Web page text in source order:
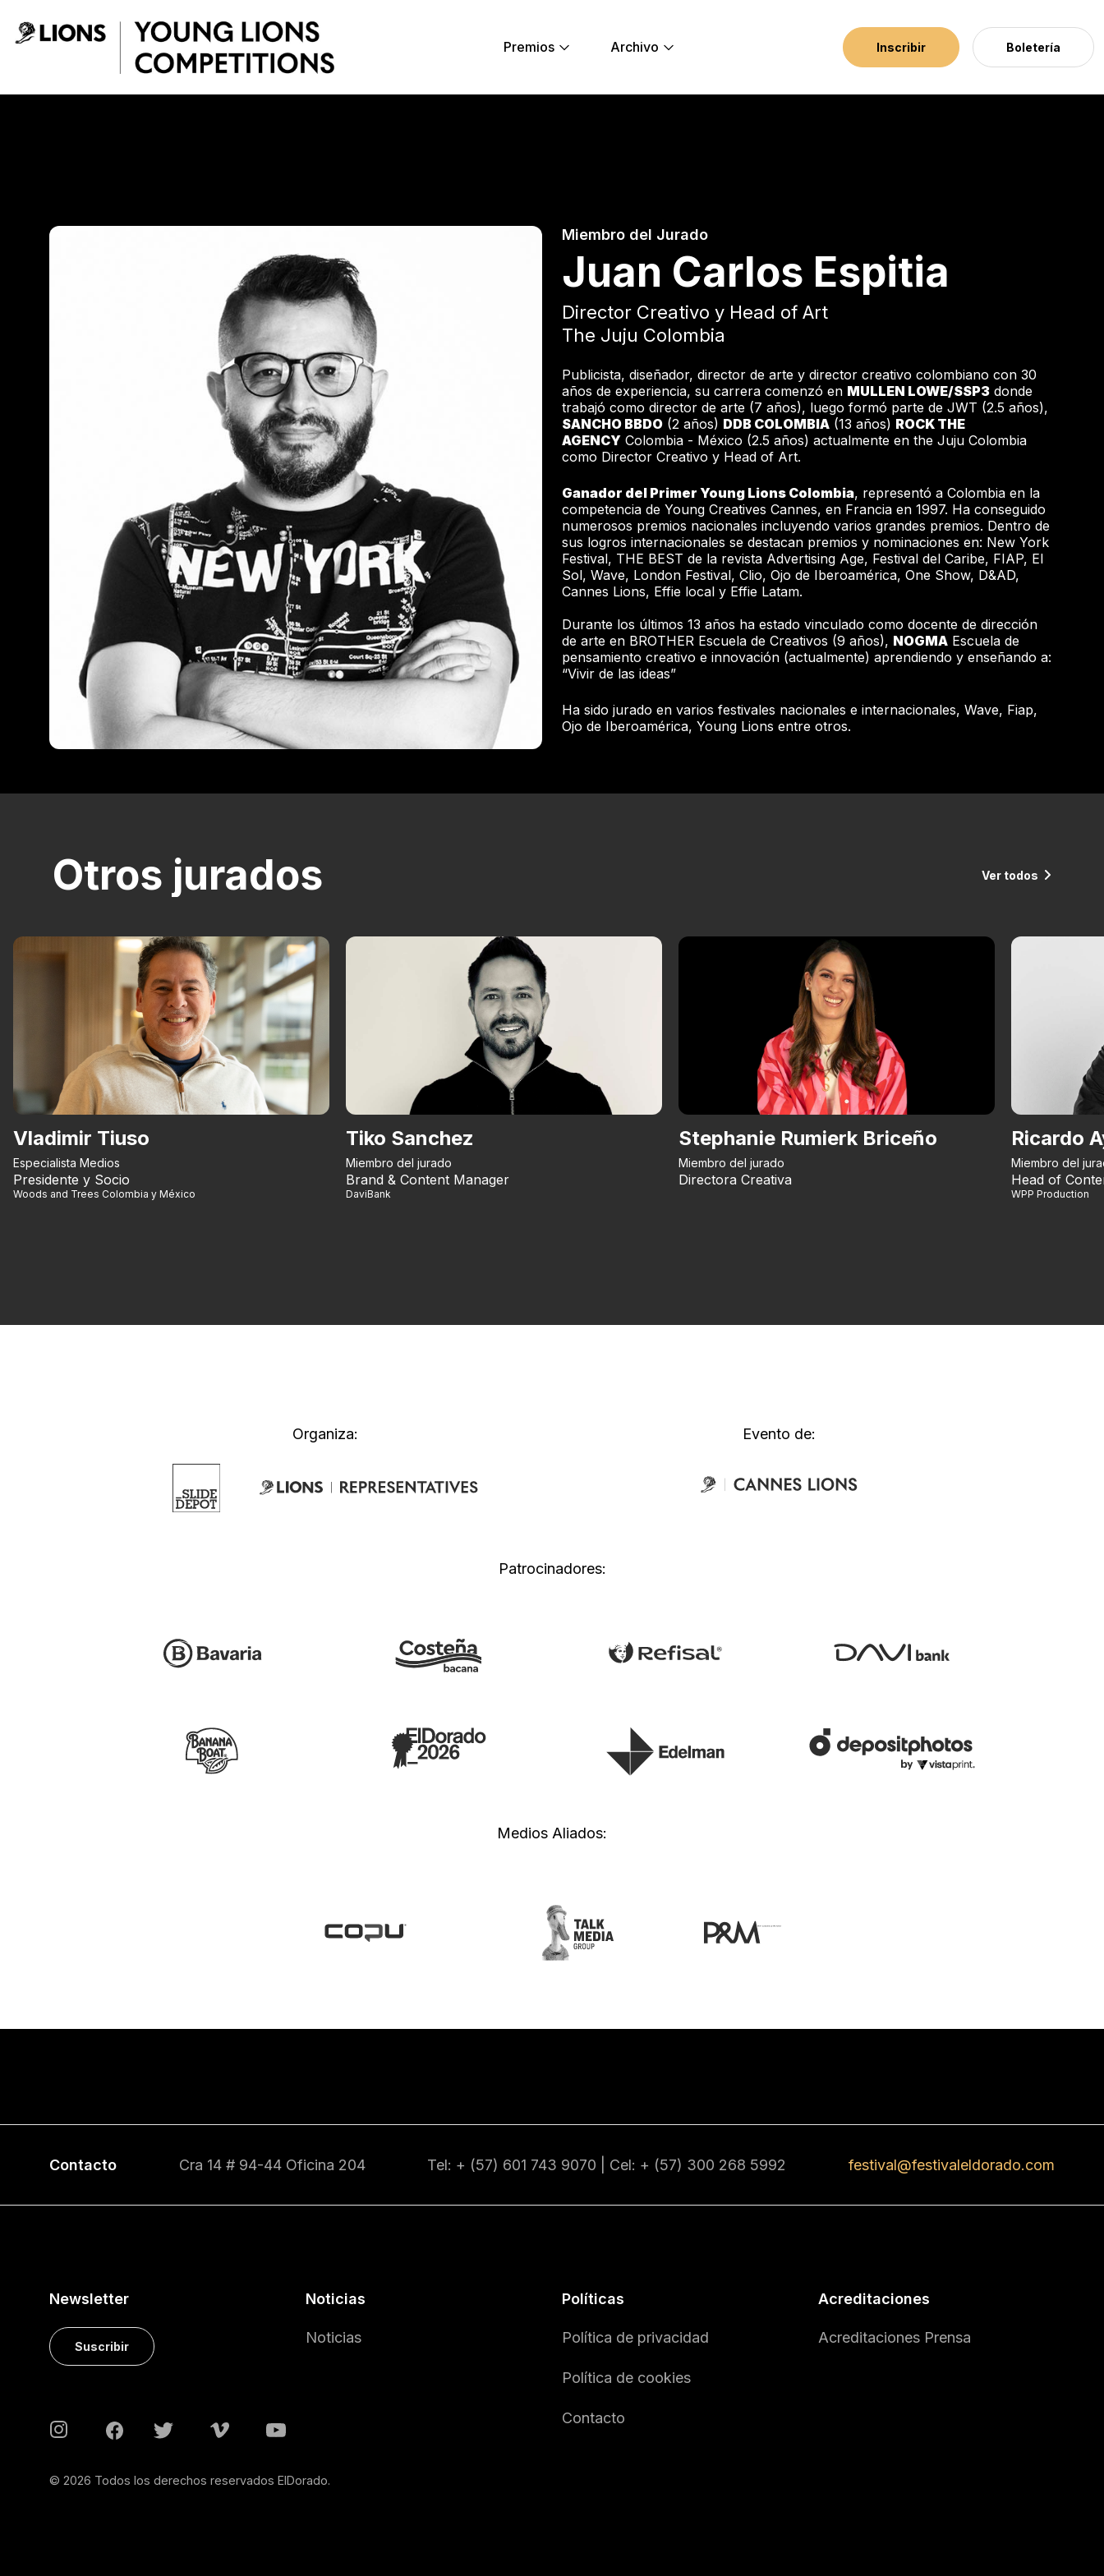
Premios
Archivo Inscribir Boletería
Miembro del Jurado
Juan Carlos Espitia
Director Creativo y Head of Art
The Juju Colombia
Publicista, diseñador, director de arte y director creativo colombiano con 30
años de experiencia, su carrera comenzó en MULLEN LOWE/SSP3 donde
trabajó como director de arte (7 años), luego formó parte de JWT (2.5 años),
SANCHO BBDO (2 años) DDB COLOMBIA (13 años) ROCK THE
AGENCY Colombia - México (2.5 años) actualmente en the Juju Colombia
como Director Creativo y Head of Art.
Ganador del Primer Young Lions Colombia, representó a Colombia en la
competencia de Young Creatives Cannes, en Francia en 1997. Ha conseguido
numerosos premios nacionales incluyendo varios grandes premios. Dentro de
sus logros internacionales se destacan premios y nominaciones en: New York
Festival, THE BEST de la revista Advertising Age, Festival del Caribe, FIAP, El
Sol, Wave, London Festival, Clio, Ojo de Iberoamérica, One Show, D&AD,
Cannes Lions, Effie local y Effie Latam.
Durante los últimos 13 años ha estado vinculado como docente de dirección
de arte en BROTHER Escuela de Creativos (9 años), NOGMA Escuela de
pensamiento creativo e innovación (actualmente) aprendiendo y enseñando a:
“Vivir de las ideas”
Ha sido jurado en varios festivales nacionales e internacionales, Wave, Fiap,
Ojo de Iberoamérica, Young Lions entre otros.
Otros jurados Ver todos
Vladimir Tiuso
Especialista Medios
Presidente y Socio
Woods and Trees Colombia y México
Tiko Sanchez
Miembro del jurado
Brand & Content Manager
DaviBank
Stephanie Rumierk Briceño
Miembro del jurado
Directora Creativa
Ricardo
Miembro del
Head of
WPP Production
Organiza: Evento de:
Patrocinadores:
Medios Aliados:
Contacto Cra 14 # 94-44 Oficina 204 Tel: + (57) 601 743 9070 | Cel: + (57) 300 268 5992 festival@festivaleldorado.com
Newsletter
Suscribir
Noticias
Noticias
Políticas
Política de privacidad
Política de cookies
Contacto
Acreditaciones
Acreditaciones Prensa
© 2026 Todos los derechos reservados ElDorado.